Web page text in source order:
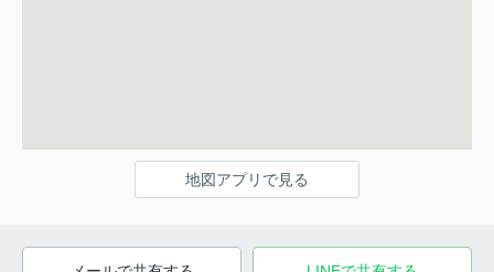
地図アプリで見る